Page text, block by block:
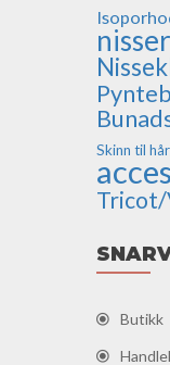
Skinn til
Butikk